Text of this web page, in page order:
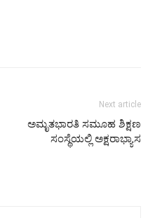
Next article
ಅಮೃತಭಾರತಿ ಸಮೂಹ ಶಿಕ್ಷಣ
ಸಂಸ್ಥೆಯಲ್ಲಿ ಅಕ್ಷರಾಭ್ಯಾಸ